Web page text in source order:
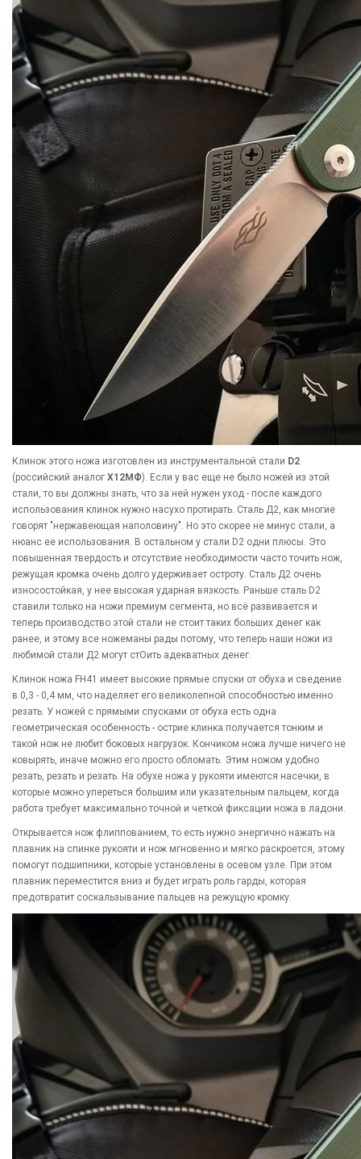
Клинок этого ножа изготовлен из инструментальной стали D2
(российский аналог Х12МФ). Если у вас еще не было ножей из этой
стали, то вы должны знать, что за ней нужен уход - после каждого
использования клинок нужно насухо протирать. Сталь Д2, как многие
говорят "нержавеющая наполовину". Но это скорее не минус стали, а
нюанс ее использования. В остальном у стали D2 одни плюсы. Это
повышенная твердость и отсутствие необходимости часто точить нож,
режущая кромка очень долго удерживает остроту. Сталь Д2 очень
износостойкая, у нее высокая ударная вязкость. Раньше сталь D2
ставили только на ножи премиум сегмента, но всё развивается и
теперь производство этой стали не стоит таких больших денег как
ранее, и этому все ножеманы рады потому, что теперь наши ножи из
любимой стали Д2 могут стОить адекватных денег.
Клинок ножа FH41 имеет высокие прямые спуски от обуха и сведение
в 0,3 - 0,4 мм, что наделяет его великолепной способностью именно
резать. У ножей с прямыми спусками от обуха есть одна
геометрическая особенность - острие клинка получается тонким и
такой нож не любит боковых нагрузок. Кончиком ножа лучше ничего не
ковырять, иначе можно его просто обломать. Этим ножом удобно
резать, резать и резать. На обухе ножа у рукояти имеются насечки, в
которые можно упереться большим или указательным пальцем, когда
работа требует максимально точной и четкой фиксации ножа в ладони.
Открывается нож флиппованием, то есть нужно энергично нажать на
плавник на спинке рукояти и нож мгновенно и мягко раскроется, этому
помогут подшипники, которые установлены в осевом узле. При этом
плавник переместится вниз и будет играть роль гарды, которая
предотвратит соскальзывание пальцев на режущую кромку.